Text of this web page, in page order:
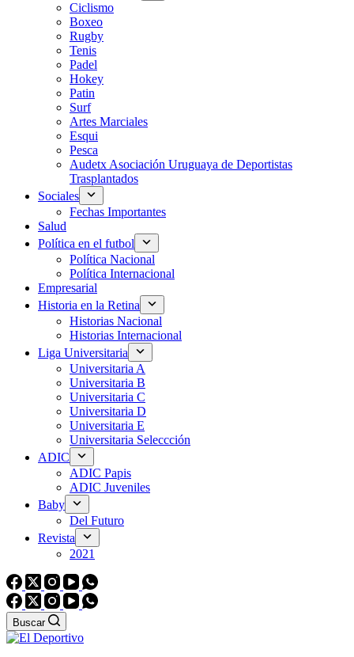
Ciclismo
Boxeo
Rugby
Tenis
Padel
Hokey
Patin
Surf
Artes Marciales
Esqui
Pesca
Audetx Asociación Uruguaya de Deportistas
Trasplantados
Sociales
Fechas Importantes
Salud
Política en el futbol
Política Nacional
Política Internacional
Empresarial
Historia en la Retina
Historias Nacional
Historias Internacional
Liga Universitaria
Universitaria A
Universitaria B
Universitaria C
Universitaria D
Universitaria E
Universitaria Seleccción
ADIC
ADIC Papis
ADIC Juveniles
Baby
Del Futuro
Revista
2021
Buscar